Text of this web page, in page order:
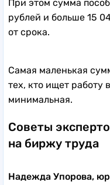
При этом сумма
рублей и больше 15
от срока.
Самая маленькая
тех, кто ищет работу
минимальная.
Советы
на биржу труда
Надежда Упорова,